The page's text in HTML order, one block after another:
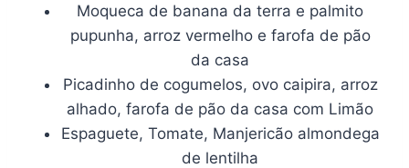
Moqueca de banana da terra e palmito
pupunha, arroz vermelho e farofa de pão
da casa
Picadinho de cogumelos, ovo caipira, arroz
alhado, farofa de pão da casa com Limão
Espaguete, Tomate, Manjericão almondega
de lentilha